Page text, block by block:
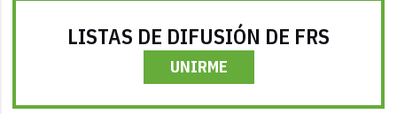
LISTAS DE DIFUSIÓN DE FRS
UNIRME